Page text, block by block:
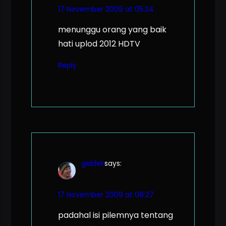
17 November 2009 at 05:34
menunggu orang yang baik
hati uplod 2012 HDTV
Reply
gebleksays:
17 November 2009 at 08:27
padahal isi pilemnya tentang